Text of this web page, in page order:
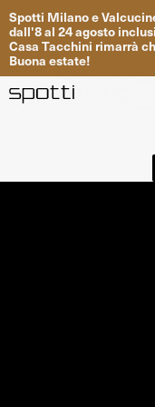
Spotti Milanoe
dall'8al 24agosto inclusi
Casa Tacchini rimarrà
Buona estate!
Progetti